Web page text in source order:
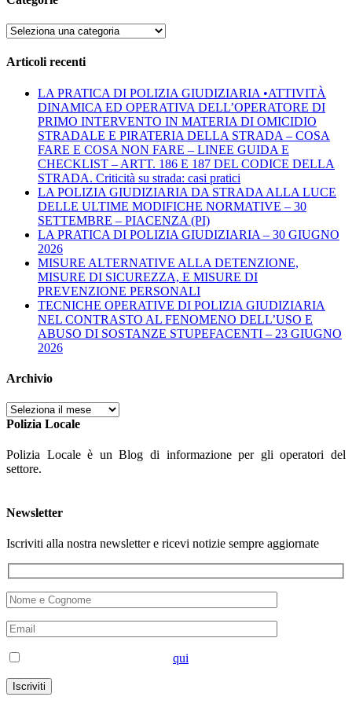
Categorie
Articoli recenti
LA PRATICA DI POLIZIA GIUDIZIARIA •ATTIVITÀ
DINAMICA ED OPERATIVA DELL’OPERATORE DI
PRIMO INTERVENTO IN MATERIA DI OMICIDIO
STRADALE E PIRATERIA DELLA STRADA – COSA
FARE E COSA NON FARE – LINEE GUIDA E
CHECKLIST – ARTT. 186 E 187 DEL CODICE DELLA
STRADA. Criticità su strada: casi pratici
LA POLIZIA GIUDIZIARIA DA STRADA ALLA LUCE
DELLE ULTIME MODIFICHE NORMATIVE – 30
SETTEMBRE – PIACENZA (PI)
LA PRATICA DI POLIZIA GIUDIZIARIA – 30 GIUGNO
2026
MISURE ALTERNATIVE ALLA DETENZIONE,
MISURE DI SICUREZZA, E MISURE DI
PREVENZIONE PERSONALI
TECNICHE OPERATIVE DI POLIZIA GIUDIZIARIA
NEL CONTRASTO AL FENOMENO DELL’USO E
ABUSO DI SOSTANZE STUPEFACENTI – 23 GIUGNO
2026
Archivio
Archivio
Polizia Locale
Polizia Locale è un Blog di informazione per gli operatori del
settore.
Newsletter
Iscriviti alla nostra newsletter e ricevi notizie sempre aggiornate
qui